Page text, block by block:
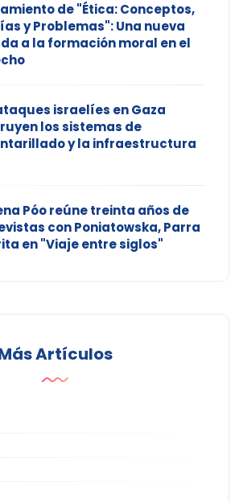
de "Ética: Conceptos,
y Problemas": Una nueva
a la formación moral en el
israelíes en Gaza
los sistemas de
y la infraestructura
Póo reúne treinta años de
con Poniatowska, Parra
en "Viaje entre siglos"
Artículos